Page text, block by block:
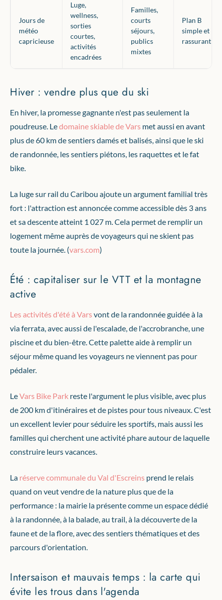
Jours de
météo
capricieuse
Luge,
wellness,
sorties
courtes,
activités
encadrées
Familles,
courts
séjours,
publics
mixtes
Plan B
simple et
rassurant
Hiver : vendre plus que du ski
En hiver, la promesse gagnante n'est pas seulement la
poudreuse. Ledomaine skiable de Vars met aussi en avant
plus de 60 km de sentiers damés et balisés, ainsi que le ski
de randonnée, les sentiers piétons, les raquettes et le fat
bike.
La luge sur rail du Caribou ajoute un argument familial très
fort : l'attraction est annoncée comme accessible dès 3 ans
et sa descente atteint 1 027 m. Cela permet de remplir un
logement même auprès de voyageurs qui ne skient pas
toute la journée. (vars.com)
Été : capitaliser sur le VTT et la montagne
active
Les activités d'été à Varsvont de la randonnée guidée à la
via ferrata, avec aussi de l'escalade, de l'accrobranche, une
piscine et du bien-être. Cette palette aide à remplir un
séjour même quand les voyageurs ne viennent pas pour
pédaler.
LeVars Bike Park reste l'argument le plus visible, avec plus
de 200 km d'itinéraires et de pistes pour tous niveaux. C'est
un excellent levier pour séduire les sportifs, mais aussi les
familles qui cherchent une activité phare autour de laquelle
construire leurs vacances.
La réserve communale du Val d'Escreins prend le relais
quand on veut vendre de la nature plus que de la
performance : la mairie la présente comme un espace dédié
à la randonnée, à la balade, au trail, à la découverte de la
faune et de la flore, avec des sentiers thématiques et des
parcours d'orientation.
Intersaison et mauvais temps : la carte qui
évite les trous dans l'agenda